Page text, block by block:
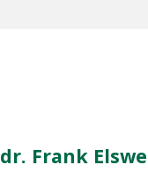
dr. Frank